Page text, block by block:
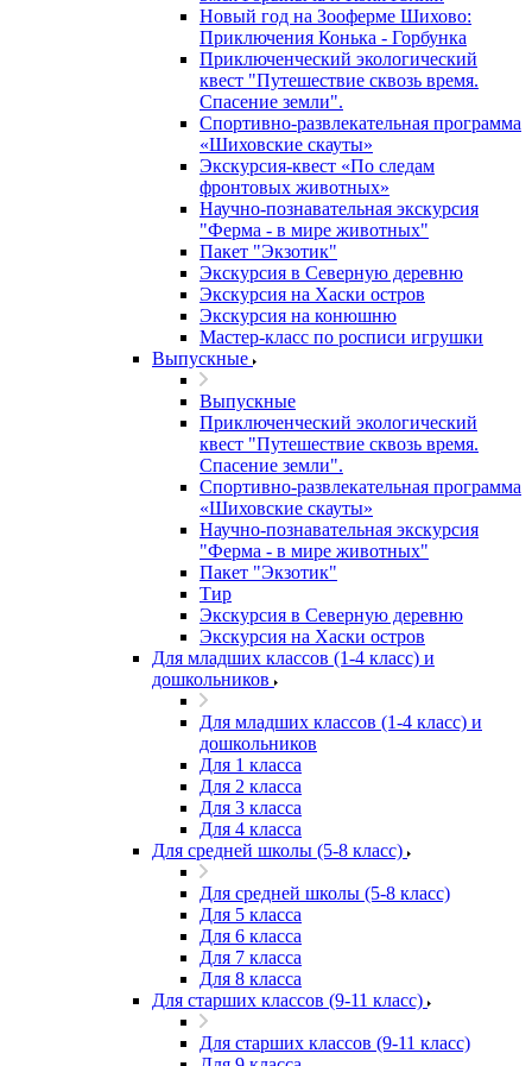
Новый год на Зооферме Шихово:
Приключения Конька - Горбунка
Приключенческий экологический
квест "Путешествие сквозь время.
Спасение земли".
Спортивно-развлекательная программа
«Шиховские скауты»
Экскурсия-квест «По следам
фронтовых животных»
Научно-познавательная экскурсия
"Ферма - в мире животных"
Пакет "Экзотик"
Экскурсия в Северную деревню
Экскурсия на Хаски остров
Экскурсия на конюшню
Мастер-класс по росписи игрушки
Выпускные
Выпускные
Приключенческий экологический
квест "Путешествие сквозь время.
Спасение земли".
Спортивно-развлекательная программа
«Шиховские скауты»
Научно-познавательная экскурсия
"Ферма - в мире животных"
Пакет "Экзотик"
Тир
Экскурсия в Северную деревню
Экскурсия на Хаски остров
Для младших классов (1-4 класс) и
дошкольников
Для младших классов (1-4 класс) и
дошкольников
Для 1 класса
Для 2 класса
Для 3 класса
Для 4 класса
Для средней школы (5-8 класс)
Для средней школы (5-8 класс)
Для 5 класса
Для 6 класса
Для 7 класса
Для 8 класса
Для старших классов (9-11 класс)
Для старших классов (9-11 класс)